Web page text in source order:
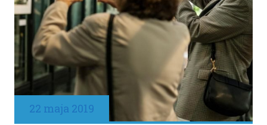
22 maja 2019